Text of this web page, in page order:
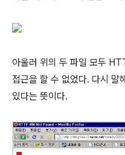
아울러 위의 두 파일 모두
접근을 할 수 없었다. 다시 말
있다는 뜻이다.